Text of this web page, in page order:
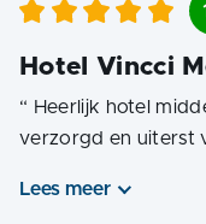
Hotel Vincci
“ Heerlijk hotel
verzorgd en uiterst
Lees meer